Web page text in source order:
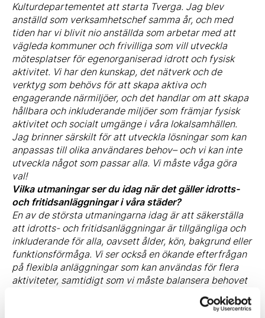
Kulturdepartementet att starta Tverga. Jag blev
anställd som verksamhetschef samma år, och med
tiden har vi blivit nio anställda som arbetar med att
vägleda kommuner och frivilliga som vill utveckla
mötesplatser för egenorganiserad idrott och fysisk
aktivitet. Vi har den kunskap, det nätverk och de
verktyg som behövs för att skapa aktiva och
engagerande närmiljöer, och det handlar om att skapa
hållbara och inkluderande miljöer som främjar fysisk
aktivitet och socialt umgänge i våra lokalsamhällen.
Jag brinner särskilt för att utveckla lösningar som kan
anpassas till olika användares behov– och vi kan inte
utveckla något som passar alla. Vi måste våga göra
val!
Vilka utmaningar ser du idag när det gäller idrotts-
och fritidsanläggningar i våra städer?
En av de största utmaningarna idag är att säkerställa
att idrotts- och fritidsanläggningar är tillgängliga och
inkluderande för alla, oavsett ålder, kön, bakgrund eller
funktionsförmåga. Vi ser också en ökande efterfrågan
på flexibla anläggningar som kan användas för flera
aktiviteter, samtidigt som vi måste balansera behovet
av grönområden och bevarandet av naturen i urbana